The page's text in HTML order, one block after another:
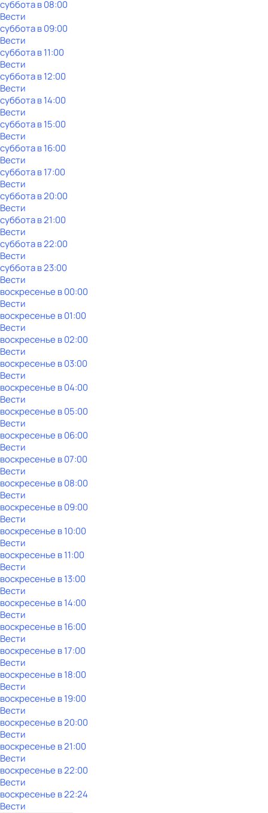
субботав08:00
Вести
субботав09:00
Вести
субботав11:00
Вести
субботав12:00
Вести
субботав14:00
Вести
субботав15:00
Вести
субботав16:00
Вести
субботав17:00
Вести
субботав20:00
Вести
субботав21:00
Вести
субботав22:00
Вести
субботав23:00
Вести
воскресенье в00:00
Вести
воскресенье в01:00
Вести
воскресенье в02:00
Вести
воскресенье в03:00
Вести
воскресенье в04:00
Вести
воскресенье в05:00
Вести
воскресенье в06:00
Вести
воскресенье в07:00
Вести
воскресенье в08:00
Вести
воскресенье в09:00
Вести
воскресенье в10:00
Вести
воскресенье в11:00
Вести
воскресенье в13:00
Вести
воскресенье в14:00
Вести
воскресенье в16:00
Вести
воскресенье в17:00
Вести
воскресенье в18:00
Вести
воскресенье в19:00
Вести
воскресенье в20:00
Вести
воскресенье в21:00
Вести
воскресенье в22:00
Вести
воскресенье в22:24
Вести